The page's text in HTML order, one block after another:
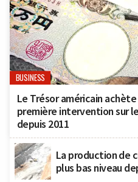
BUSINESS
Le Trésor américain
première intervention sur
depuis 2011
La production de
plus bas niveau